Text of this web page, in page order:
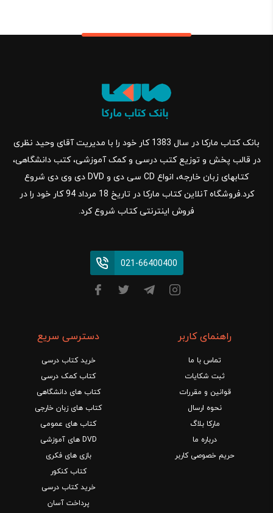
بانک کتاب مارکا در سال 1383 کار خود را با مدیریت آقای وحید نظری
در قالب پخش و توزیع کتب درسی و کمک آموزشی، کتب دانشگاهی،
کتابهای زبان خارجه، انواع CD سی دی و DVD دی وی دی شروع
کرد.فروشگاه آنلاین کتاب مارکا در تاریخ 18 مرداد 94 کار خود را در
فروش اینترنتی کتاب شروع کرد.
021-66400400
راهنمای کاربر
تماس با ما
ثبت شکایات
قوانین و مقررات
نحوه ارسال
مارکا بلاگ
درباره ما
حریم خصوصی کاربر
دسترسی سریع
خرید کتاب درسی
کتاب کمک درسی
کتاب های دانشگاهی
کتاب های زبان خارجی
کتاب های عمومی
DVD های آموزشی
بازی های فکری
کتاب کنکور
خرید کتاب درسی
پرداخت آسان